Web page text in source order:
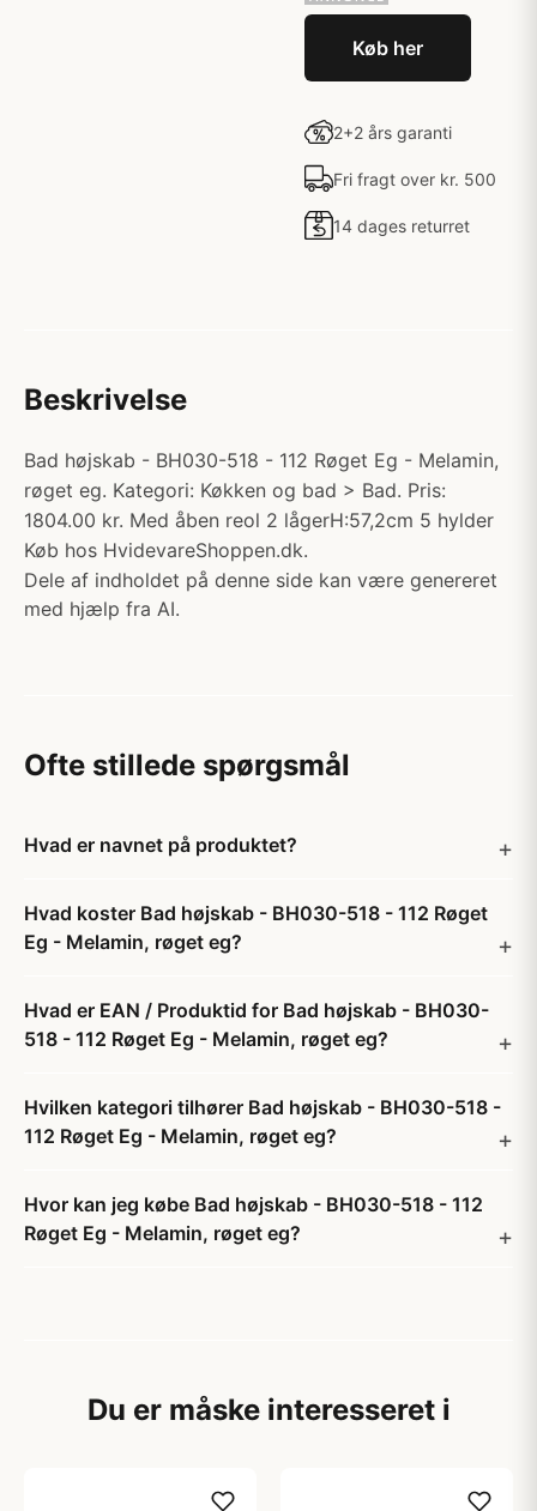
Køb her
2+2 års garanti
Fri fragt over kr. 500
14 dages returret
Beskrivelse
Bad højskab - BH030-518 - 112 Røget Eg - Melamin,
røget eg. Kategori: Køkken og bad > Bad. Pris:
1804.00 kr. Med åben reol 2 lågerH:57,2cm 5 hylder
Køb hos HvidevareShoppen.dk.
Dele af indholdet på denne side kan være genereret
med hjælp fra AI.
Ofte stillede spørgsmål
Hvad er navnet på produktet?
Hvad koster Bad højskab - BH030-518 - 112 Røget
Eg - Melamin, røget eg?
Hvad er EAN / Produktid for Bad højskab - BH030-
518 - 112 Røget Eg - Melamin, røget eg?
Hvilken kategori tilhører Bad højskab - BH030-518 -
112 Røget Eg - Melamin, røget eg?
Hvor kan jeg købe Bad højskab - BH030-518 - 112
Røget Eg - Melamin, røget eg?
Du er måske interesseret i